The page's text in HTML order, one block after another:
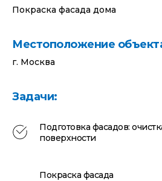
Покраска фасада дома
Местоположение
г. Москва
Задачи:
Подготовка фасадов:
поверхности
Покраска фасада